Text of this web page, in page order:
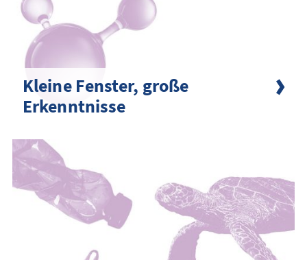
Kleine Fenster, große
Erkenntnisse